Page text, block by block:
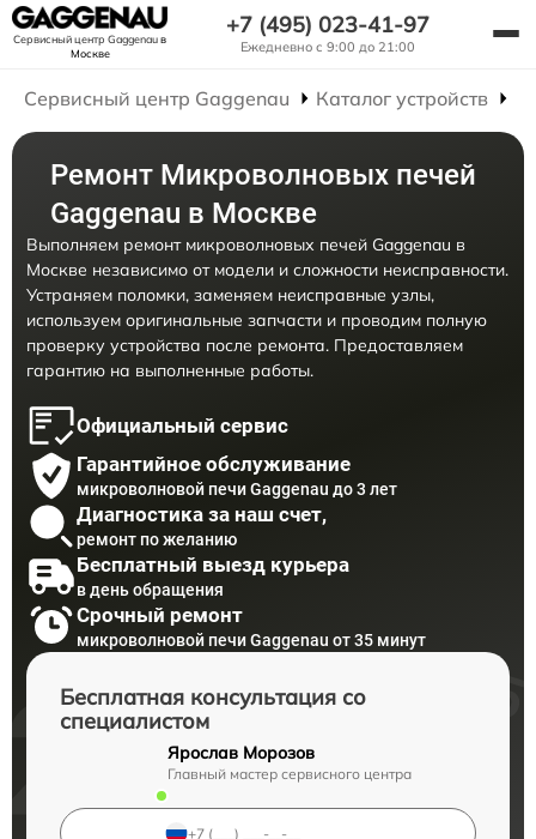
Сервисный центр Gaggenauв
Москве
+7 (495) 023-41-97
Ежедневно с 9:00 до 21:00
Сервисный центр Gaggenau Каталог устройств
Ремонт Микроволновых печей
Gaggenau в Москве
Выполняем ремонт микроволновых печей Gaggenau в
Москве независимо от модели и сложности неисправности.
Устраняем поломки, заменяем неисправные узлы,
используем оригинальные запчасти и проводим полную
проверку устройства после ремонта. Предоставляем
гарантию на выполненные работы.
Официальный сервис
Гарантийное обслуживание
микроволновой печи Gaggenau до 3 лет
Диагностика за наш счет,
ремонт по желанию
Бесплатный выезд курьера
в день обращения
Срочный ремонт
микроволновой печи Gaggenau от 35 минут
Бесплатная консультация со
специалистом
Ярослав Морозов
Главный мастер сервисного центра